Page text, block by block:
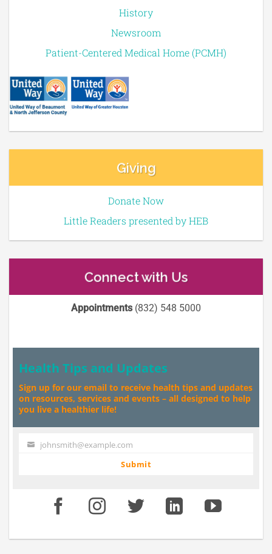
History
Newsroom
Patient-Centered Medical Home (PCMH)
Giving
Donate Now
Little Readers presented by HEB
Connect with Us
Appointments(832) 548 5000
Health Tips and Updates
Sign up for our email to receive health tips and updates
on resources, services and events – all designed to help
you live a healthier life!
Your johnsmith@example.com
Submit